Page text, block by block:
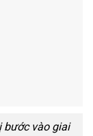
bước vào giai